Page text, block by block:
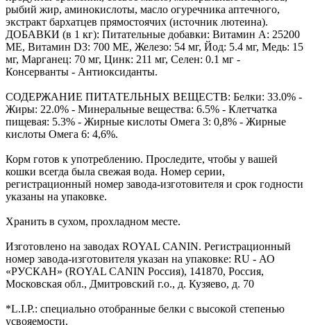
рыбий жир, аминокислоты, масло огуречника аптечного,
экстракт бархатцев прямостоячих (источник лютеина).
ДОБАВКИ (в 1 кг): Питательные добавки: Витамин A: 25200
МЕ, Витамин D3: 700 МЕ, Железо: 54 мг, Йод: 5.4 мг, Медь: 15
мг, Марганец: 70 мг, Цинк: 211 мг, Ceлeн: 0.1 мг -
Консерванты - Антиоксиданты.
СОДЕРЖАНИЕ ПИТАТЕЛЬНЫХ ВЕЩЕСТВ: Белки: 33.0% -
Жиры: 22.0% - Минеральные вещества: 6.5% - Клетчатка
пищевая: 5.3% - Жирные кислоты Омега 3: 0,8% - Жирные
кислоты Омега 6: 4,6%.
Корм готов к употреблению. Проследите, чтобы у вашей
кошки всегда была свежая вода. Номер серии,
регистрационный номер завода-изготовителя и срок годности
указаны на упаковке.
Хранить в сухом, прохладном месте.
Изготовлено на заводах ROYAL CANIN. Регистрационный
номер завода-изготовителя указан на упаковке: RU - АО
«РУСКАН» (ROYAL CANIN Россия), 141870, Россия,
Московская обл., Дмитровский г.о., д. Кузяево, д. 70
*L.I.P.: специально отобранные белки с высокой степенью
усвояемости.